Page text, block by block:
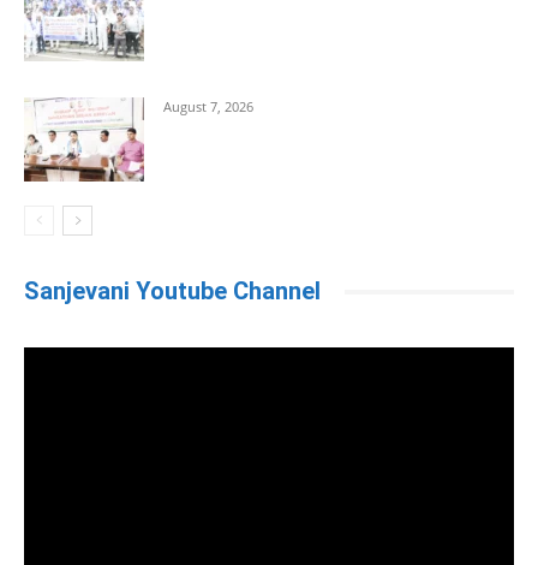
August 7, 2026
Sanjevani Youtube Channel